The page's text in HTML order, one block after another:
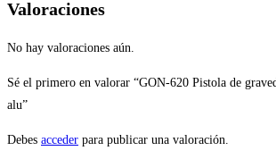
Valoraciones
No hay valoraciones aún.
Sé el primero en valorar “GON-620 Pistola de
alu”
Debes acceder para publicar una valoración.